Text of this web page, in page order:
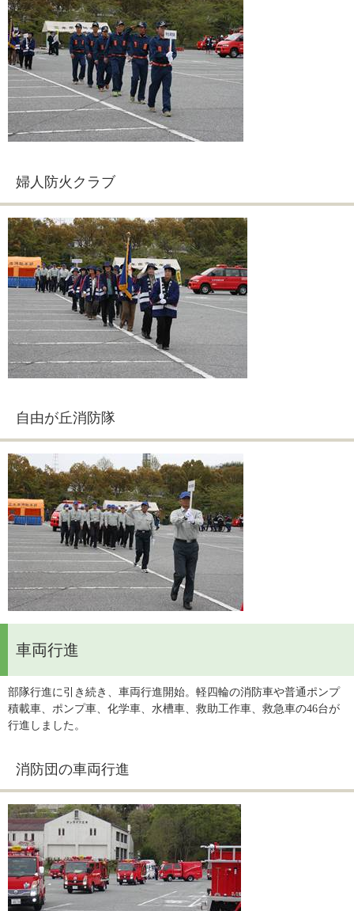
婦人防火クラブ
自由が丘消防隊
車両行進
部隊行進に引き続き、車両行進開始。軽四輪の消防車や普通ポンプ
積載車、ポンプ車、化学車、水槽車、救助工作車、救急車の46台が
行進しました。
消防団の車両行進